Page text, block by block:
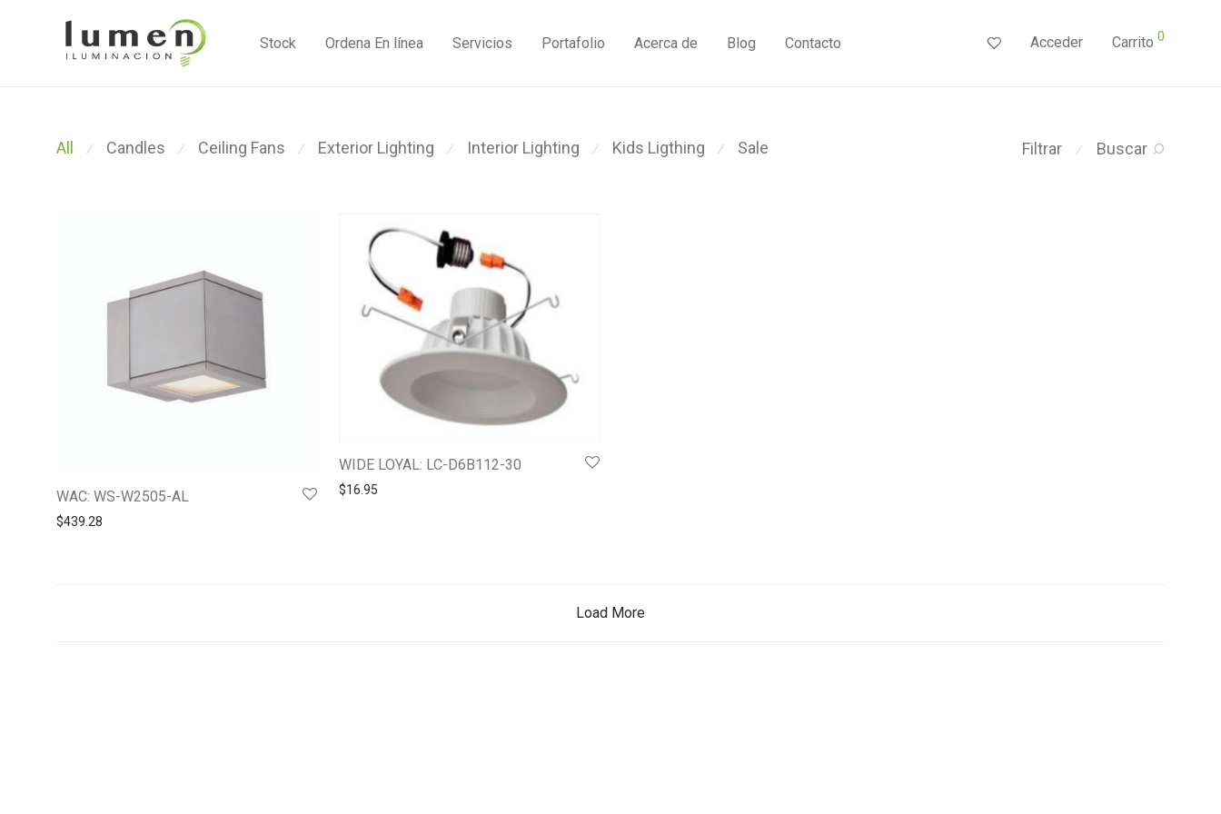
Stock Ordena En línea Servicios Portafolio Acerca de Blog Contacto Acceder Carrito 0
Filtrar ⁄ Buscar
All ⁄ Candles ⁄ Ceiling Fans ⁄ Exterior Lighting ⁄ Interior Lighting ⁄ Kids Ligthing ⁄ Sale
WAC: WS-W2505-AL
$439.28
WIDE LOYAL: LC-D6B112-30
$16.95
Load More